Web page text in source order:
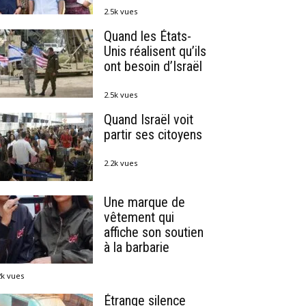
2.5k vues
Quand les États-
Unis réalisent qu’ils
ont besoin d’Israël
2.5k vues
Quand Israël voit
partir ses citoyens
2.2k vues
Une marque de
vêtement qui
affiche son soutien
à la barbarie
vues
Étrange silence